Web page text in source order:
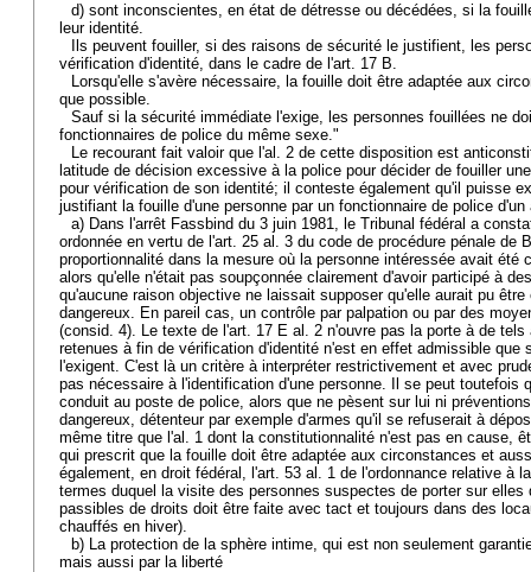
d) sont inconscientes, en état de détresse ou décédées, si la
leur identité.
Ils peuvent fouiller, si des raisons de sécurité le justifient, les
vérification d'identité, dans le cadre de l'art. 17 B.
Lorsqu'elle s'avère nécessaire, la fouille doit être adaptée aux
que possible.
Sauf si la sécurité immédiate l'exige, les personnes fouillées ne
fonctionnaires de police du même sexe."
Le recourant fait valoir que l'al. 2 de cette disposition est
latitude de décision excessive à la police pour décider de fouiller
pour vérification de son identité; il conteste également qu'il puisse
justifiant la fouille d'une personne par un fonctionnaire de police d'un
a) Dans l'arrêt Fassbind du 3 juin 1981, le Tribunal fédéral a
ordonnée en vertu de l'art. 25 al. 3 du code de procédure pénale de
proportionnalité dans la mesure où la personne intéressée avait été
alors qu'elle n'était pas soupçonnée clairement d'avoir participé à
qu'aucune raison objective ne laissait supposer qu'elle aurait pu
dangereux. En pareil cas, un contrôle par palpation ou par des
(consid. 4). Le texte de l'art. 17 E al. 2 n'ouvre pas la porte à de
retenues à fin de vérification d'identité n'est en effet admissible que
l'exigent. C'est là un critère à interpréter restrictivement et avec
pas nécessaire à l'identification d'une personne. Il se peut toutefois
conduit au poste de police, alors que ne pèsent sur lui ni
dangereux, détenteur par exemple d'armes qu'il se refuserait à
même titre que l'al. 1 dont la constitutionnalité n'est pas en cause,
qui prescrit que la fouille doit être adaptée aux circonstances et
également, en droit fédéral, l'art. 53 al. 1 de l'ordonnance relative à
termes duquel la visite des personnes suspectes de porter sur elles
passibles de droits doit être faite avec tact et toujours dans des
chauffés en hiver).
b) La protection de la sphère intime, qui est non seulement
mais aussi par la liberté